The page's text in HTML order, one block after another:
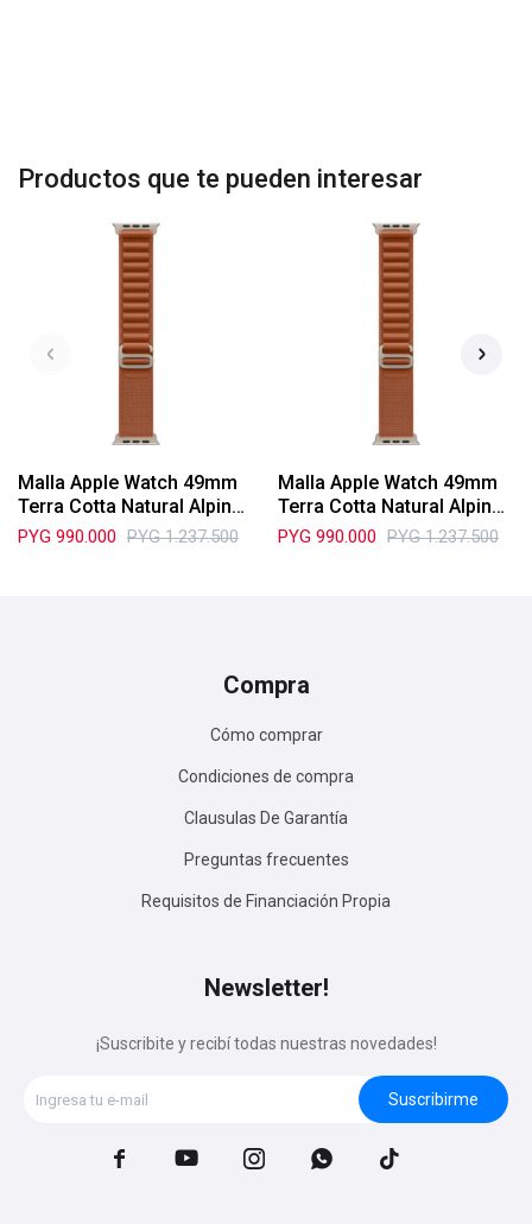
Productos que te pueden interesar
Malla Apple Watch 49mm
Terra Cotta Natural Alpine
Loop M (MFTC4AM/A)
PYG 990.000 PYG 1.237.500
Malla Apple Watch 49mm
Terra Cotta Natural Alpine
Loop L (MFTD4AM/A)
PYG 990.000 PYG 1.237.500
Compra
Cómo comprar
Condiciones de compra
Clausulas De Garantía
Preguntas frecuentes
Requisitos de Financiación Propia
Newsletter!
¡Suscribite y recibí todas nuestras novedades!
Suscribirme
    